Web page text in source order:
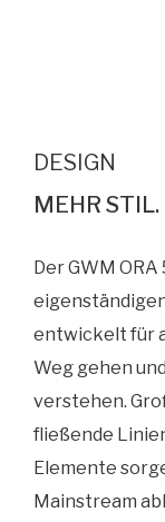
DESIGN
MEHR
Der GWM
entwickelt für
Weg gehen
verstehen.
fließende
Elemente
Mainstream